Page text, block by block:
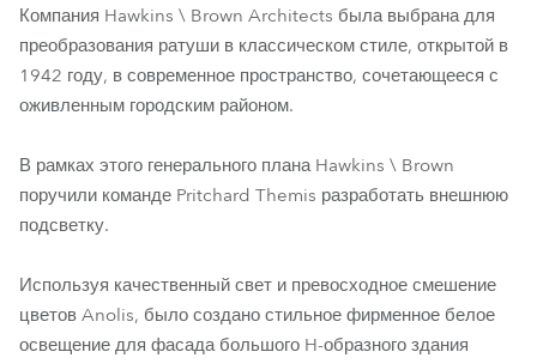
Компания Hawkins \ Brown Architects была выбрана для
преобразования ратуши в классическом стиле, открытой в
1942 году, в современное пространство, сочетающееся с
оживленным городским районом.
В рамках этого генерального плана Hawkins \ Brown
поручили команде Pritchard Themis разработать внешнюю
подсветку.
Используя качественный свет и превосходное смешение
цветов Anolis, было создано стильное фирменное белое
освещение для фасада большого H-образного здания